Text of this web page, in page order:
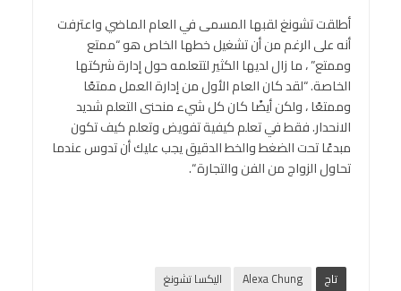
أطلقت تشونغ لقبها المسمى في العام الماضي واعترفت
أنه على الرغم من أن تشغيل خطها الخاص هو “ممتع
وممتع” ، ما زال لديها الكثير لتتعلمه حول إدارة شركتها
الخاصة. “لقد كان العام الأول من إدارة العمل ممتعًا
وممتعًا ، ولكن أيضًا كان كل شيء منحنى التعلم شديد
الانحدار. فقط في تعلم كيفية تفويض وتعلم كيف تكون
مبدعًا تحت الضغط والخط الدقيق يجب عليك أن تدوس عندما
تحاول الزواج من الفن والتجارة “.
تاج Alexa Chung
اليكسا تشونغ